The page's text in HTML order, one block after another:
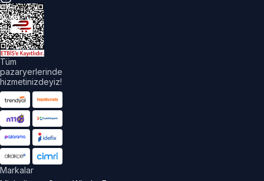
Tüm
pazaryerlerinde
hizmetinizdeyiz!
Markalar